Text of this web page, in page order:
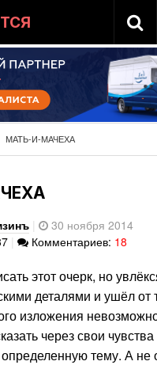
МАТЬ-И-МАЧЕХА
30 ноября 2014
Комментариев: 18
этот очерк, но
деталями и ушёл от
изложения
через свои чувства
тему. А не